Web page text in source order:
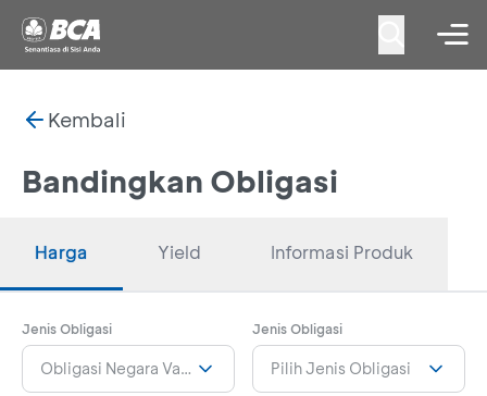
Kembali
Bandingkan Obligasi
Harga Yield Informasi Produk
Jenis Obligasi
Obligasi Negara Valas Seri INDON29NEWNEW-Callable
Jenis Obligasi
Pilih Jenis Obligasi